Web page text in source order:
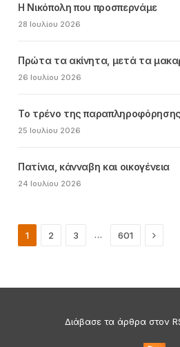
Η Νικόπολη που προσπερνάμε
28 Ιουλίου 2026
Πρώτα τα ακίνητα, μετά τα
26 Ιουλίου 2026
Το τρένο της παραπληροφόρησης
25 Ιουλίου 2026
Πατίνια, κάνναβη και οικογένεια
24 Ιουλίου 2026
1 2 3 … 601 Next
Διάβασε τα άρθρα στον